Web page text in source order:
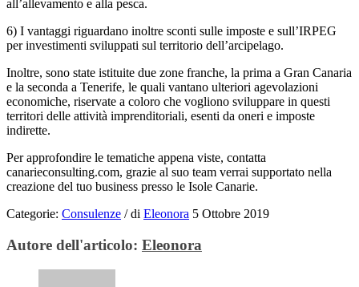
all’allevamento e alla pesca.
6) I vantaggi riguardano inoltre sconti sulle imposte e sull’IRPEG
per investimenti sviluppati sul territorio dell’arcipelago.
Inoltre, sono state istituite due zone franche, la prima a Gran Canaria
e la seconda a Tenerife, le quali vantano ulteriori agevolazioni
economiche, riservate a coloro che vogliono sviluppare in questi
territori delle attività imprenditoriali, esenti da oneri e imposte
indirette.
Per approfondire le tematiche appena viste, contatta
canarieconsulting.com, grazie al suo team verrai supportato nella
creazione del tuo business presso le Isole Canarie.
Categorie: Consulenze /di Eleonora 5 Ottobre 2019
Autore dell'articolo: Eleonora